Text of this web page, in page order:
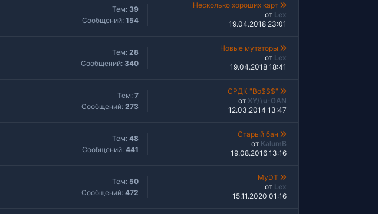
Тем: 39
Сообщений: 154
Несколько хороших карт
от Lex
19.04.2018 23:01
Тем: 28
Сообщений: 340
Новые мутаторы
от Lex
19.04.2018 18:41
Тем: 7
Сообщений: 273
СРДК "Bo$$$"
от XY/\u-GAN
12.03.2014 13:47
Тем: 48
Сообщений: 441
Старый бан
от KalumB
19.08.2016 13:16
Тем: 50
Сообщений: 472
MyDT
от Lex
15.11.2020 01:16